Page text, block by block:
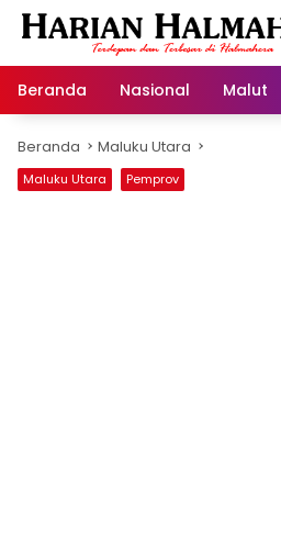
Langsung
Beranda
Nasional Malut
Beranda Maluku Utara
Maluku Utara Pemprov